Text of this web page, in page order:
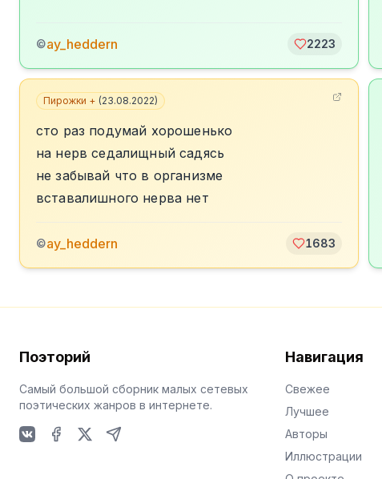
©ay_heddern 2223
Пирожки + (23.08.2022)
сто раз подумай хорошенько
на нерв седалищный садясь
не забывай что в организме
вставалишного нерва нет
©ay_heddern 1683
Поэторий
Самый большой сборник малых сетевых
поэтических жанров в интернете.
Навигация
Свежее
Лучшее
Авторы
Иллюстрации